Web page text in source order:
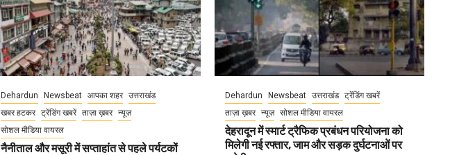
Dehardun Newsbeat आपका शहर उत्तराखंड
खबर हटकर ट्रेंडिंग खबरें ताज़ा ख़बर न्यूज़
सोशल मीडिया वायरल
नैनीताल और मसूरी में सप्ताहांत से पहले पर्यटकों
Dehardun Newsbeat उत्तराखंड
ट्रेंडिंग खबरें
ताज़ा ख़बर
न्यूज़ सोशल मीडिया वायरल
देहरादून में स्मार्ट ट्रैफिक प्रबंधन परियोजना को
मिलेगी नई रफ्तार, जाम और सड़क दुर्घटनाओं पर